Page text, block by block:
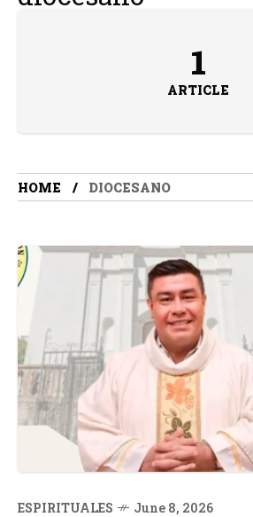
1
ARTICLE
HOME DIOCESANO
ESPIRITUALES June 8, 2026